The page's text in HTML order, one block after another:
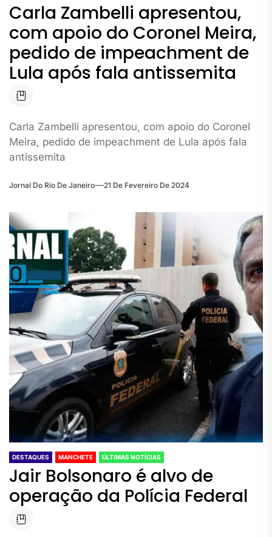
Carla Zambelli apresentou,
com apoio do Coronel Meira,
pedido de impeachment de
Lula após fala antissemita
Carla Zambelli apresentou, com apoio do Coronel
Meira, pedido de impeachment de Lula após fala
antissemita
Jornal Do Rio De Janeiro 21 De Fevereiro De 2024
DESTAQUES MANCHETE ÚLTIMAS NOTÍCIAS
Jair Bolsonaro é alvo de
operação da Polícia Federal